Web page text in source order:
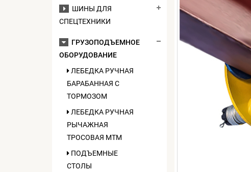
ШИНЫ ДЛЯ
СПЕЦТЕХНИКИ
ГРУЗОПОДЪЕМНОЕ
ОБОРУДОВАНИЕ
ЛЕБЕДКА РУЧНАЯ
БАРАБАННАЯ С
ТОРМОЗОМ
ЛЕБЕДКА РУЧНАЯ
РЫЧАЖНАЯ
ТРОСОВАЯ МТМ
ПОДЪЕМНЫЕ
СТОЛЫ